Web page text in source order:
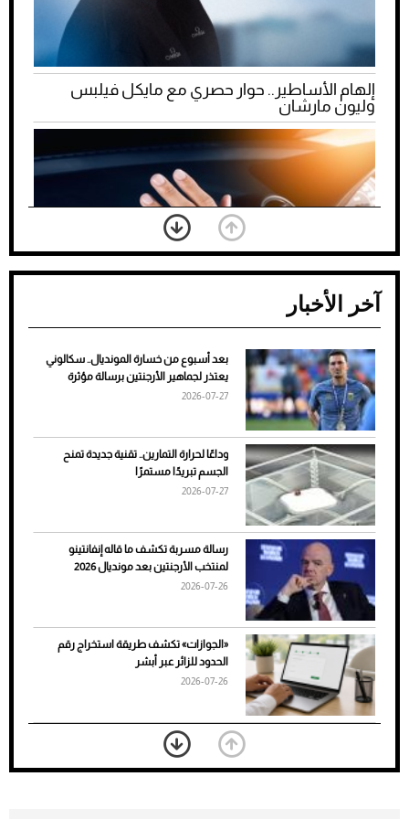
إلهام الأساطير.. حوار حصري مع مايكل فيلبس
وليون مارشان
ضعف تبريد مكيف السيارة عند الوقوف.. أشهر
الأسباب والحلول
7 نصائح لاختيار لون البنطلون المناسب للقميص
الأسود
آخر الأخبار
بعد أسبوع من خسارة المونديال.. سكالوني
يعتذر لجماهير الأرجنتين برسالة مؤثرة
2026-07-27
وداعًا لحرارة التمارين.. تقنية جديدة تمنح
الجسم تبريدًا مستمرًا
2026-07-27
رسالة مسربة تكشف ما قاله إنفانتينو
لمنتخب الأرجنتين بعد مونديال 2026
2026-07-26
«الجوازات» تكشف طريقة استخراج رقم
الحدود للزائر عبر أبشر
2026-07-26
بعد 7 أشهر من تعرضه لحادث مروع.. جوشوا
يفوز على برينغا بـ"الضربة القاضية" (فيديو)
2026-07-26